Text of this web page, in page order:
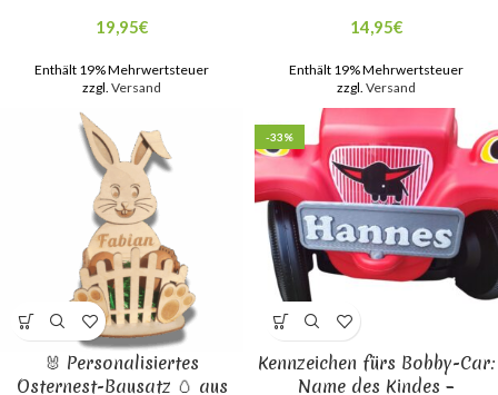
19,95€
Enthält 19% Mehrwertsteuer
zzgl. Versand
14,95€
Enthält 19% Mehrwertsteuer
zzgl. Versand
🐰 Personalisiertes
Osternest-Bausatz 🥚 aus
-33%
Kennzeichen fürs Bobby-Car:
Name des Kindes –